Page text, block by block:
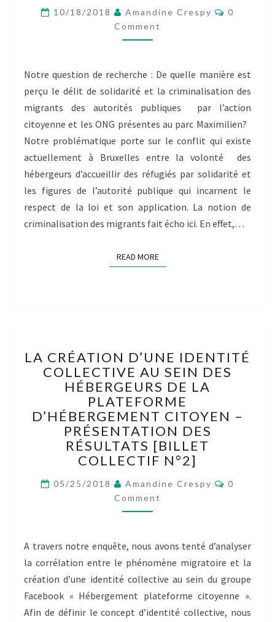
CRIMINALISATION
PAR
LES
PUBLIQUES
DÉNONÇANT
DANS
CERTAINS
CAS
SOLIDARITÉ
DES
CITOYENS
DÉLIT
10/18/2018 Amandine Crespy
0
Comment
Notre question de recherche : De quelle manière est
perçu le délit de solidarité et la criminalisation des
migrants des autorités publiques par l’action
citoyenne et les ONG présentes au parc Maximilien?
Notre problématique porte sur le conflit qui existe
actuellement à Bruxelles entre la volonté des
hébergeurs d’accueillir des réfugiés par solidarité et
les figures de l’autorité publique qui incarnent le
respect de la loi et son application. La notion de
criminalisation des migrants fait écho ici. En effet,…
READ MOREREAD MORE
CRÉATION
D’UNE
IDENTITÉ
COLLECTIVE
AU
SEIN
DES
HÉBERGEURS
DE
PLATEFORME
PRÉSENTATION
DES
RÉSULTATS
COLLECTIF
N°2]
LA CRÉATION D’UNE IDENTITÉ
COLLECTIVE AU SEIN DES
HÉBERGEURS DE LA
PLATEFORME
D’HÉBERGEMENT CITOYEN –
PRÉSENTATION DES
RÉSULTATS [BILLET
COLLECTIF N°2]
05/25/2018 Amandine Crespy
0
Comment
A travers notre enquête, nous avons tenté d’analyser
la corrélation entre le phénomène migratoire et la
création d’une identité collective au sein du groupe
Facebook « Hébergement plateforme citoyenne ».
Afin de définir le concept d’identité collective, nous